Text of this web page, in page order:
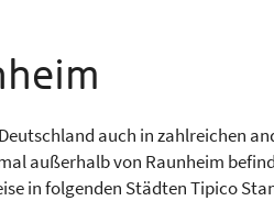
auch in zahlreichen
außerhalb von Raunheim
in folgenden Städten Tipico